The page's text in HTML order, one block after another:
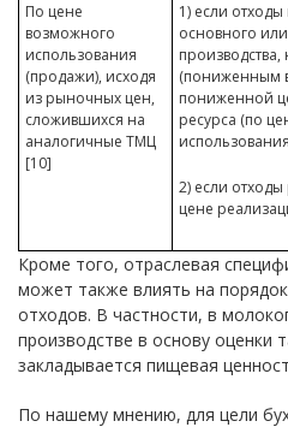
По цене
возможного
использования
(продажи), исходя
из рыночных цен,
сложившихся на
аналогичные ТМЦ
[10]
1) если
основного
(пониженным
пониженной
ресурса (по
2) если
цене
Кроме того, отраслевая
может также влиять на
отходов. В частности, в
производстве в основу оценки
закладывается пищевая
По нашему мнению, для цели